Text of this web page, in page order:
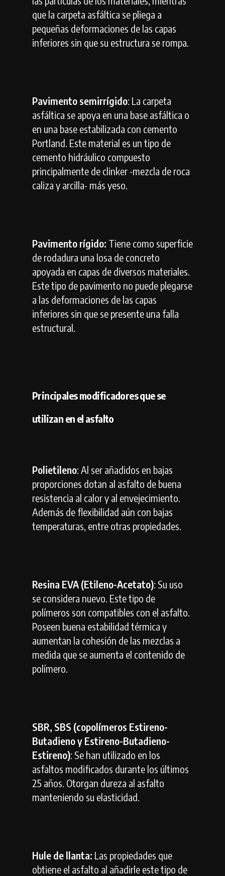
que la carpeta asfáltica se pliega a
pequeñas deformaciones de las capas
inferiores sin que su estructura se rompa.
Pavimento semirrígido: La carpeta
asfáltica se apoya en una base asfáltica o
en una base estabilizada con cemento
Portland. Este material es un tipo de
cemento hidráulico compuesto
principalmente de clinker -mezcla de roca
caliza y arcilla- más yeso.
Pavimento rígido: Tiene como superficie
de rodadura una losa de concreto
apoyada en capas de diversos materiales.
Este tipo de pavimento no puede plegarse
a las deformaciones de las capas
inferiores sin que se presente una falla
estructural.
Principales modificadores que se
utilizan en el asfalto
Polietileno: Al ser añadidos en bajas
proporciones dotan al asfalto de buena
resistencia al calor y al envejecimiento.
Además de flexibilidad aún con bajas
temperaturas, entre otras propiedades.
Resina EVA (Etileno-Acetato): Su uso
se considera nuevo. Este tipo de
polímeros son compatibles con el asfalto.
Poseen buena estabilidad térmica y
aumentan la cohesión de las mezclas a
medida que se aumenta el contenido de
polímero.
SBR, SBS (copolímeros Estireno-
Butadieno y Estireno-Butadieno-
Estireno): Se han utilizado en los
asfaltos modificados durante los últimos
25 años. Otorgan dureza al asfalto
manteniendo su elasticidad.
Hule de llanta: Las propiedades que
obtiene el asfalto al añadirle este tipo de